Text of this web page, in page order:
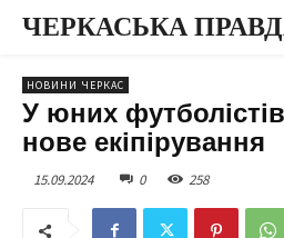
ЧЕРКАСЬКА
НОВИНИ ЧЕРКАС
У юних
нове екіпірування
15.09.2024 0 258